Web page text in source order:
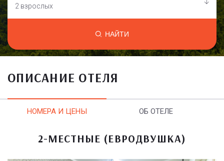
2 взрослых
НАЙТИ
ОПИСАНИЕ ОТЕЛЯ
НОМЕРА И ЦЕНЫ ОБ ОТЕЛЕ
2-МЕСТНЫЕ (ЕВРОДВУШКА)